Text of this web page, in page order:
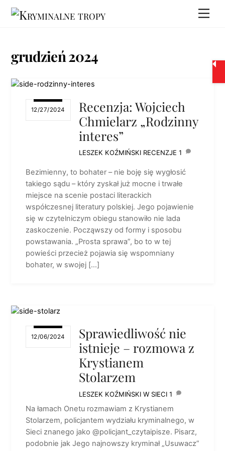
grudzień 2024
12/27/2024
Recenzja: Wojciech
Chmielarz „Rodzinny
interes”
LESZEK KOŹMIŃSKI RECENZJE 1
Bezimienny, to bohater – nie boję się wygłosić
takiego sądu – który zyskał już mocne i trwałe
miejsce na scenie postaci literackich
współczesnej literatury polskiej. Jego pojawienie
się w czytelniczym obiegu stanowiło nie lada
zaskoczenie. Począwszy od formy i sposobu
powstawania. „Prosta sprawa”, bo to w tej
powieści przecież pojawia się wspomniany
bohater, w swojej […]
12/06/2024
Sprawiedliwość nie
istnieje – rozmowa z
Krystianem
Stolarzem
LESZEK KOŹMIŃSKI W SIECI 1
Na łamach Onetu rozmawiam z Krystianem
Stolarzem, policjantem wydziału kryminalnego, w
Sieci znanego jako @policjant_czytaipisze. Pisarz,
podobnie jak Jego najnowszy kryminał „Usuwacz”